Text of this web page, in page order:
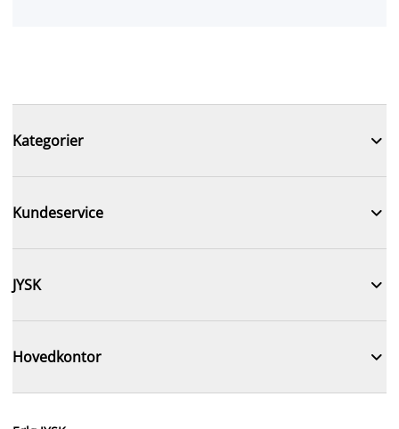
Kategorier 
Kundeservice 
JYSK 
Hovedkontor 